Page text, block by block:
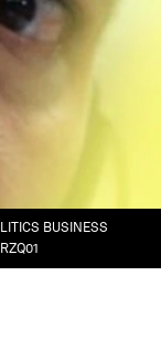
BUSINESS